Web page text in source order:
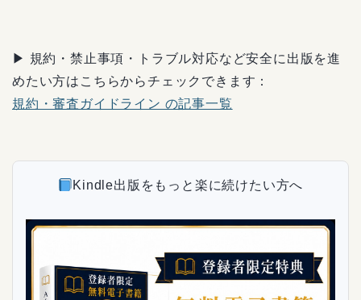
▶ 規約・禁止事項・トラブル対応など安全に出版を進
めたい方はこちらからチェックできます：
規約・審査ガイドライン の記事一覧
Kindle出版をもっと楽に続けたい方へ